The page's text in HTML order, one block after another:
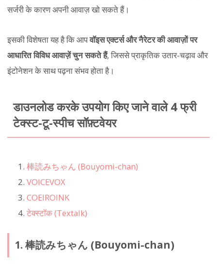
सर्जरी के कारण अपनी आवाज़ खो सकते हैं।
इसकी विशेषता यह है कि आपवॉइस एक्टर्स और नैरेटर की आवाज़ों पर
आधारित विविध आवाज़ें चुन सकते हैं, जिससे प्राकृतिक उतार-चढ़ाव और
इंटोनेशन के साथ पढ़ना संभव होता है।
डाउनलोड करके उपयोग किए जाने वाले 4 फ्री
टेक्स्ट-टू-स्पीच सॉफ़्टवेयर
棒読みちゃん (Bouyomi-chan)
VOICEVOX
COEIROINK
टेक्स्टॉक (Textalk)
1. 棒読みちゃん (Bouyomi-chan)